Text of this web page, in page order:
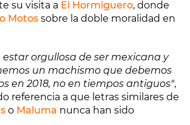
su visita a El Hormiguero, donde
Motos sobre la doble moralidad en
estar orgullosa de ser mexicana y
un machismo que debemos
en 2018, no en tiempos antiguos",
referencia a que letras similares de
o Maluma nunca han sido